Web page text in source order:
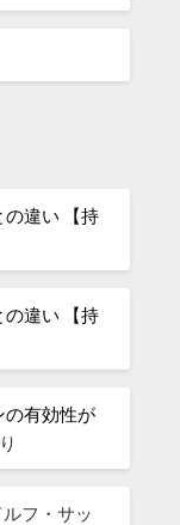
の違い 【持
の違い 【持
の有効性が
フ・サッ